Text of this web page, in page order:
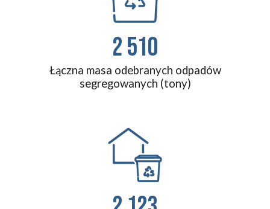
2 510
Łączna masa odebranych odpadów
segregowanych (tony)